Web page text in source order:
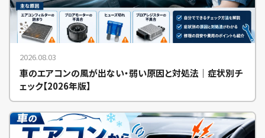
2026.08.03
車のエアコンの風が出ない・弱い原因と対処法｜症状別チ
ェック【2026年版】